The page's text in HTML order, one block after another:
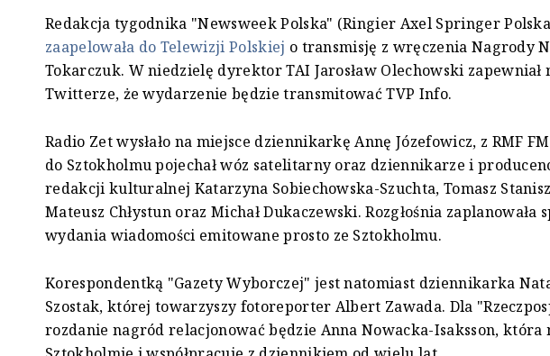
Redakcja tygodnika "Newsweek Polska" (Ringier Axel Springer
zaapelowała do Telewizji Polskiej o transmisję z wręczenia Nagrody
Tokarczuk. W niedzielę dyrektor TAI Jarosław Olechowski zapewniał
Twitterze, że wydarzenie będzie transmitować TVP Info.
Radio Zet wysłało na miejsce dziennikarkę Annę Józefowicz, z RMF
do Sztokholmu pojechał wóz satelitarny oraz dziennikarze i
redakcji kulturalnej Katarzyna Sobiechowska-Szuchta, Tomasz
Mateusz Chłystun oraz Michał Dukaczewski. Rozgłośnia zaplanowała
wydania wiadomości emitowane prosto ze Sztokholmu.
Korespondentką "Gazety Wyborczej" jest natomiast dziennikarka
Szostak, której towarzyszy fotoreporter Albert Zawada. Dla
rozdanie nagród relacjonować będzie Anna Nowacka-Isaksson, która